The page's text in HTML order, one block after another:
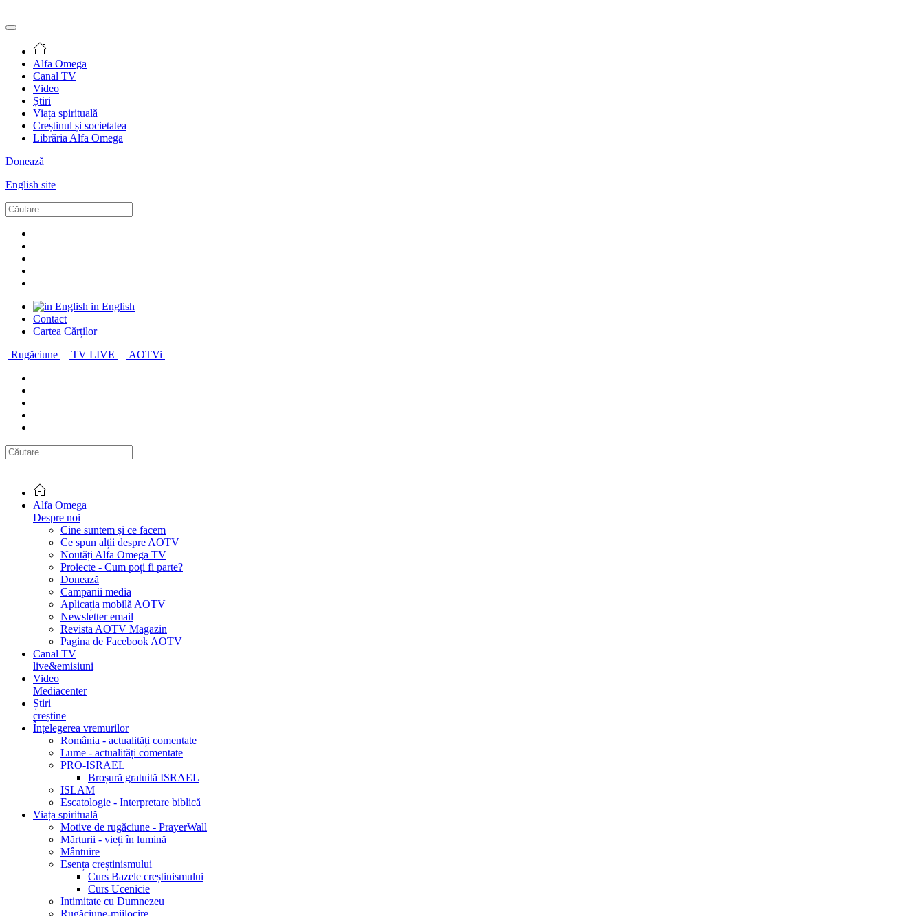
Alfa Omega
Canal TV
Video
Știri
Viața spirituală
Creștinul și societatea
Librăria Alfa Omega
Donează
English site
in English
Contact
Cartea Cărților
Rugăciune
TV LIVE AOTVi
Alfa Omega
Despre noi
Cine suntem și ce facem
Ce spun alții despre AOTV
Noutăți Alfa Omega TV
Proiecte - Cum poți fi parte?
Donează
Campanii media
Aplicația mobilă AOTV
Newsletter email
Revista AOTV Magazin
Pagina de Facebook AOTV
Canal TV
live&emisiuni
Video
Mediacenter
Știri
creștine
Înțelegerea vremurilor
România - actualități comentate
Lume - actualități comentate
PRO-ISRAEL
Broșură gratuită ISRAEL
ISLAM
Escatologie - Interpretare biblică
Viața spirituală
Motive de rugăciune - PrayerWall
Mărturii - vieți în lumină
Mântuire
Esența creștinismului
Curs Bazele creștinismului
Curs Ucenicie
Intimitate cu Dumnezeu
Rugăciune-mijlocire